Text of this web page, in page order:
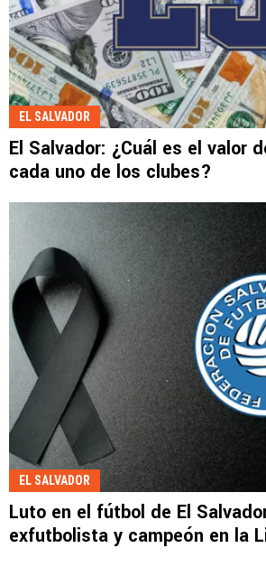
EL SALVADOR
El Salvador: ¿Cuál es el valor
cada uno de los clubes?
EL SALVADOR
Luto en el fútbol de El
exfutbolista y campeón en la